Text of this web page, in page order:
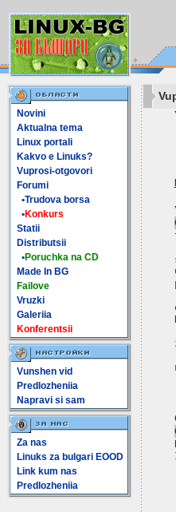
Novini
Aktualna tema
Linux portali
Kakvo e Linuks?
Vuprosi-otgovori
Forumi
•Trudova borsa
•Konkurs
Statii
Distributsii
•Poruchka na CD
Made In BG
Failove
Vruzki
Galeriia
Konferentsii
Vunshen vid
Predlozheniia
Napravi si sam
Za nas
Linuks za bulgari EOOD
Link kum nas
Predlozheniia